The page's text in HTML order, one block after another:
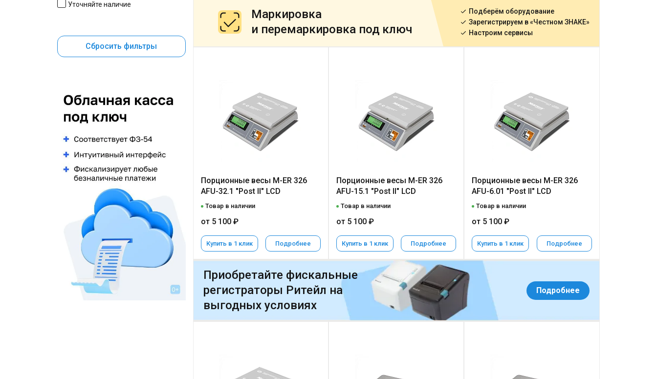
Уточняйте наличие
Сбросить фильтры
Порционные весы M-ER 326
AFU-32.1 "Post II" LCD
Товар в наличии
от 5 100 ₽
Купить в 1 клик Подробнее
Порционные весы M-ER 326
AFU-15.1 "Post II" LCD
Товар в наличии
от 5 100 ₽
Купить в 1 клик Подробнее
Порционные весы M-ER 326
AFU-6.01 "Post II" LCD
Товар в наличии
от 5 100 ₽
Купить в 1 клик Подробнее
Маркировка
и перемаркировка под ключ
Подберём оборудование
Зарегистрируем в «Честном ЗНАКЕ»
Настроим сервисы
Приобретайте фискальные
регистраторы Ритейл на
выгодных условиях
Подробнее